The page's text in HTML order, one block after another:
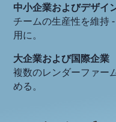
中小企業およびデザイ
チームの生産性を維持
用に。
大企業および国際企業
複数のレンダーファー
める。